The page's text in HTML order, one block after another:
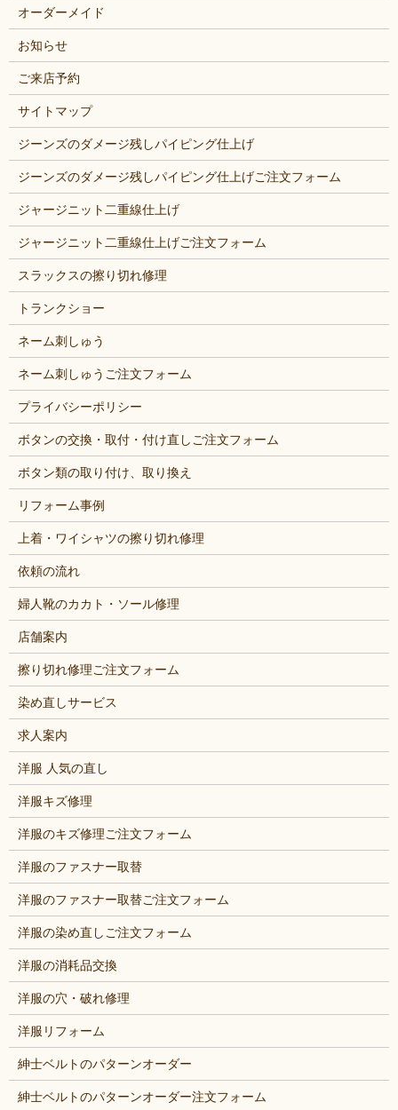
オーダーメイド
お知らせ
ご来店予約
サイトマップ
ジーンズのダメージ残しパイピング仕上げ
ジーンズのダメージ残しパイピング仕上げご注文フォーム
ジャージニット二重線仕上げ
ジャージニット二重線仕上げご注文フォーム
スラックスの擦り切れ修理
トランクショー
ネーム刺しゅう
ネーム刺しゅうご注文フォーム
プライバシーポリシー
ボタンの交換・取付・付け直しご注文フォーム
ボタン類の取り付け、取り換え
リフォーム事例
上着・ワイシャツの擦り切れ修理
依頼の流れ
婦人靴のカカト・ソール修理
店舗案内
擦り切れ修理ご注文フォーム
染め直しサービス
求人案内
洋服 人気の直し
洋服キズ修理
洋服のキズ修理ご注文フォーム
洋服のファスナー取替
洋服のファスナー取替ご注文フォーム
洋服の染め直しご注文フォーム
洋服の消耗品交換
洋服の穴・破れ修理
洋服リフォーム
紳士ベルトのパターンオーダー
紳士ベルトのパターンオーダー注文フォーム